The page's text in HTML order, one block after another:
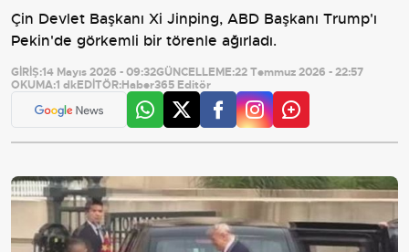
Çin Devlet Başkanı Xi Jinping, ABD Başkanı Trump'ı
Pekin'de görkemli bir törenle ağırladı.
GİRİŞ:14 Mayıs 2026 - 09:32GÜNCELLEME:22 Temmuz 2026 - 22:57
OKUMA:1 dkEDİTÖR:Haber365 Editör